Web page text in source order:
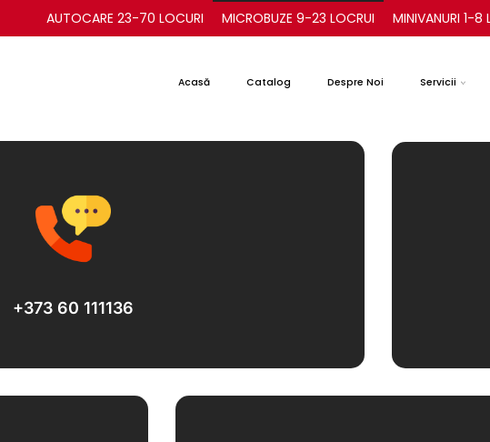
AUTOCARE 23-70 LOCURI MICROBUZE 9-23 LOCRUI MINIVANURI 1-8
Acasă Catalog Despre Noi Servicii
+373 60 111136